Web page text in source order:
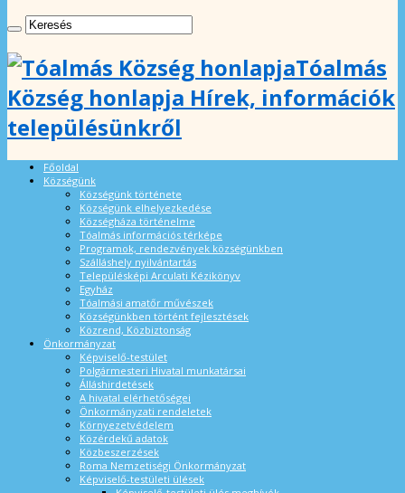
Tóalmás
Község honlapja Hírek, információk
településünkről
Főoldal
Községünk
Községünk története
Községünk elhelyezkedése
Községháza történelme
Tóalmás információs térképe
Programok, rendezvények községünkben
Szálláshely nyilvántartás
Településképi Arculati Kézikönyv
Egyház
Tóalmási amatőr művészek
Községünkben történt fejlesztések
Közrend, Közbiztonság
Önkormányzat
Képviselő-testület
Polgármesteri Hivatal munkatársai
Álláshirdetések
A hivatal elérhetőségei
Önkormányzati rendeletek
Környezetvédelem
Közérdekű adatok
Közbeszerzések
Roma Nemzetiségi Önkormányzat
Képviselő-testületi ülések